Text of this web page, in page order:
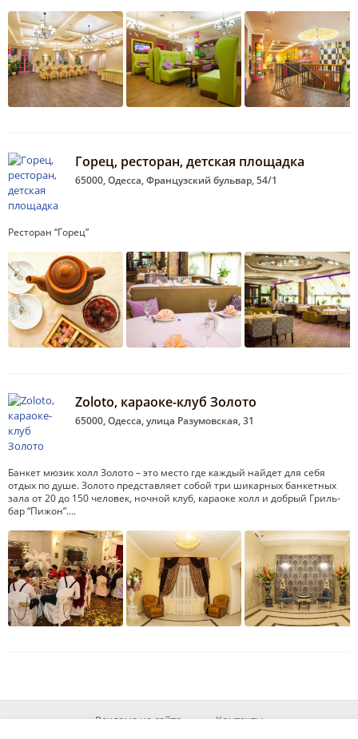
Горец, ресторан, детская площадка
65000, Одесса, Французский бульвар, 54/1
Ресторан “Горец”
Zoloto, караоке-клуб Золото
65000, Одесса, улица Разумовская, 31
Банкет мюзик холл Золото – это место где каждый найдет для себя
отдых по душе. Золото представляет собой три шикарных банкетных
зала от 20 до 150 человек, ночной клуб, караоке холл и добрый Гриль-
бар “Пижон”….
Реклама на сайте Контакты